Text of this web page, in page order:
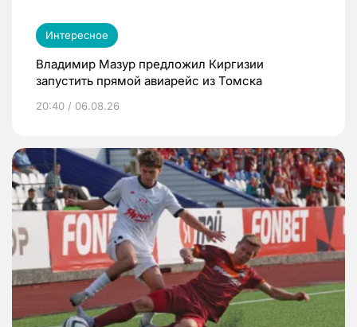
Интересное
Владимир Мазур предложил Киргизии
запустить прямой авиарейс из Томска
20:40 / 06.08.26